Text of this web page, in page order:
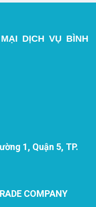
DỊCH VỤ BÌNH
1, Quận 5, TP.
COMPANY